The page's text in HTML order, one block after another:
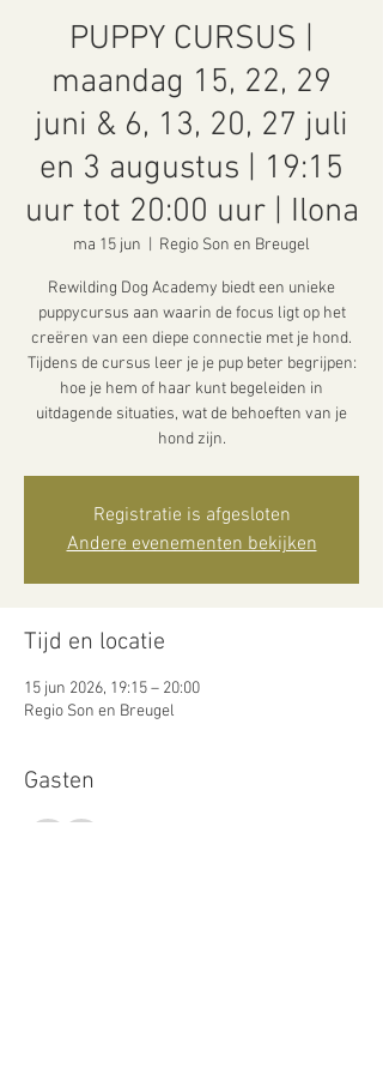
PUPPY CURSUS |
maandag 15, 22, 29
juni & 6, 13, 20, 27 juli
en 3 augustus | 19:15
uur tot 20:00 uur | Ilona
ma 15 jun Regio Son en Breugel
Rewilding Dog Academy biedt een unieke
puppycursus aan waarin de focus ligt op het
creëren van een diepe connectie met je hond.
Tijdens de cursus leer je je pup beter begrijpen:
hoe je hem of haar kunt begeleiden in
uitdagende situaties, wat de behoeften van je
hond zijn.
Registratie is afgesloten
Andere evenementen bekijken
Tijd en locatie
15 jun 2026, 19:15 – 20:00
Regio Son en Breugel
Gasten